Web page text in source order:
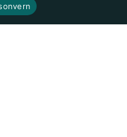
Hurtigmeny